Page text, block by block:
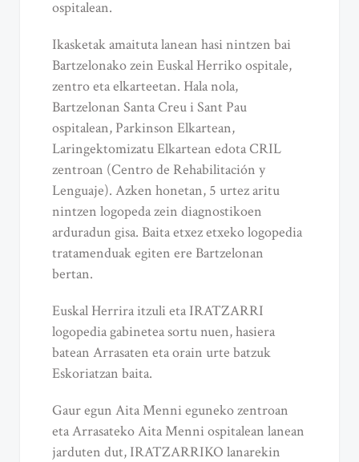
ospitalean.
Ikasketak amaituta lanean hasi nintzen bai
Bartzelonako zein Euskal Herriko ospitale,
zentro eta elkarteetan. Hala nola,
Bartzelonan Santa Creu i Sant Pau
ospitalean, Parkinson Elkartean,
Laringektomizatu Elkartean edota CRIL
zentroan (Centro de Rehabilitación y
Lenguaje). Azken honetan, 5 urtez aritu
nintzen logopeda zein diagnostikoen
arduradun gisa. Baita etxez etxeko logopedia
tratamenduak egiten ere Bartzelonan
bertan.
Euskal Herrira itzuli eta IRATZARRI
logopedia gabinetea sortu nuen, hasiera
batean Arrasaten eta orain urte batzuk
Eskoriatzan baita.
Gaur egun Aita Menni eguneko zentroan
eta Arrasateko Aita Menni ospitalean lanean
jarduten dut, IRATZARRIKO lanarekin